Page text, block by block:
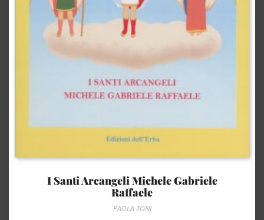
I Santi Arcangeli Michele Gabriele
Raffaele
PAOLA TONI